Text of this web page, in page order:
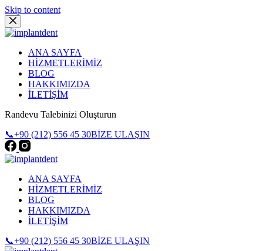
Skip to content
ANA SAYFA
HİZMETLERİMİZ
BLOG
HAKKIMIZDA
İLETİŞİM
Randevu Talebinizi Oluşturun
📞+90 (212) 556 45 30BİZE ULAŞIN
ANA SAYFA
HİZMETLERİMİZ
BLOG
HAKKIMIZDA
İLETİŞİM
📞+90 (212) 556 45 30BİZE ULAŞIN